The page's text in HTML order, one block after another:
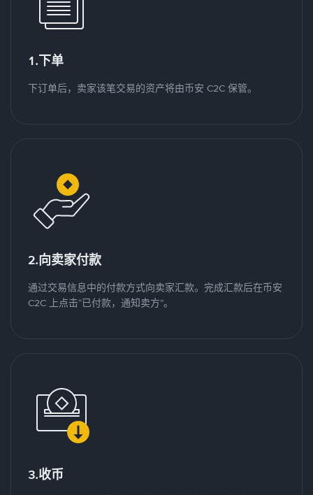
1.下单
下订单后，卖家该笔交易的资产将由币安 C2C 保管。
2.向卖家付款
通过交易信息中的付款方式向卖家汇款。完成汇款后在币安
C2C 上点击“已付款，通知卖方”。
3.收币